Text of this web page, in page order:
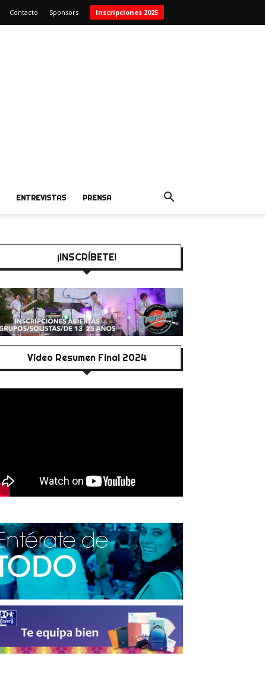
Contacto Sponsors Inscripciones 2025
ENTREVISTAS PRENSA
¡INSCRÍBETE!
Video Resumen Final 2024